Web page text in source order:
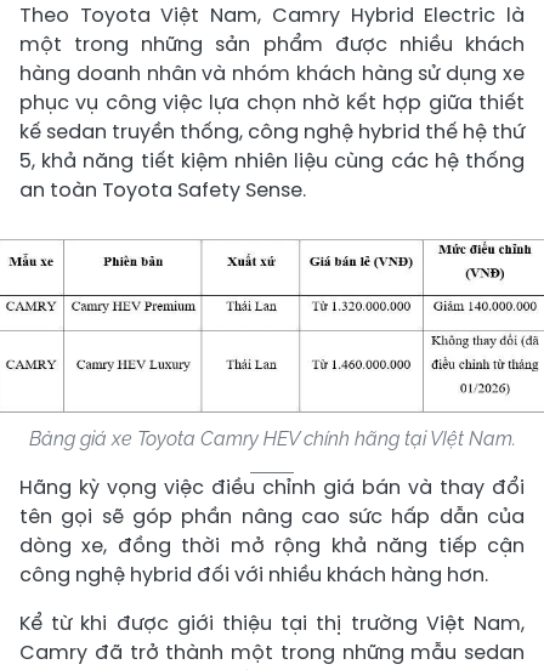
Theo Toyota Việt Nam, Camry Hybrid Electric là
một trong những sản phẩm được nhiều khách
hàng doanh nhân và nhóm khách hàng sử dụng xe
phục vụ công việc lựa chọn nhờ kết hợp giữa thiết
kế sedan truyền thống, công nghệ hybrid thế hệ thứ
5, khả năng tiết kiệm nhiên liệu cùng các hệ thống
an toàn Toyota Safety Sense.
Bảng giá xe Toyota Camry HEV chính hãng tại VIệt Nam.
Hãng kỳ vọng việc điều chỉnh giá bán và thay đổi
tên gọi sẽ góp phần nâng cao sức hấp dẫn của
dòng xe, đồng thời mở rộng khả năng tiếp cận
công nghệ hybrid đối với nhiều khách hàng hơn.
Kể từ khi được giới thiệu tại thị trường Việt Nam,
Camry đã trở thành một trong những mẫu sedan